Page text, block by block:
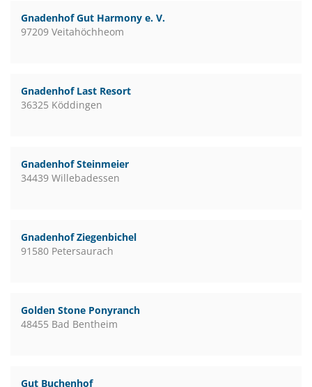
Gnadenhof Gut Harmony e. V.
97209 Veitahöchheom
Gnadenhof Last Resort
36325 Köddingen
Gnadenhof Steinmeier
34439 Willebadessen
Gnadenhof Ziegenbichel
91580 Petersaurach
Golden Stone Ponyranch
48455 Bad Bentheim
Gut Buchenhof